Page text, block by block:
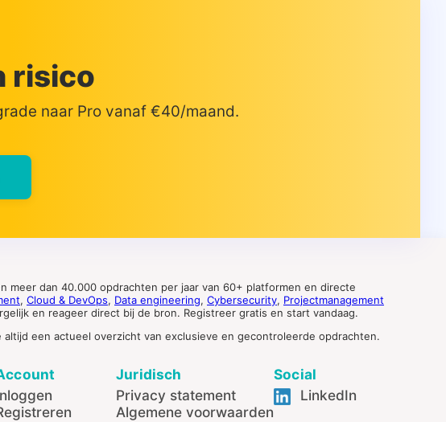
risico
naar Pro vanaf €40/maand.
meer dan 40.000 opdrachten per jaar van 60+ platformen en directe
, Cloud & DevOps, Data engineering, Cybersecurity, Projectmanagement
en reageer direct bij de bron. Registreer gratis en start vandaag.
altijd een actueel overzicht van exclusieve en gecontroleerde opdrachten.
Juridisch
Privacy statement
Algemene voorwaarden
Social
LinkedIn